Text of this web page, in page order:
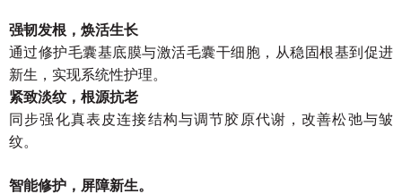
强韧发根，焕活生长
通过修护毛囊基底膜与激活毛囊干细胞，从稳固根基到促进
新生，实现系统性护理。
紧致淡纹，根源抗老
同步强化真表皮连接结构与调节胶原代谢，改善松弛与皱
纹。
智能修护，屏障新生。